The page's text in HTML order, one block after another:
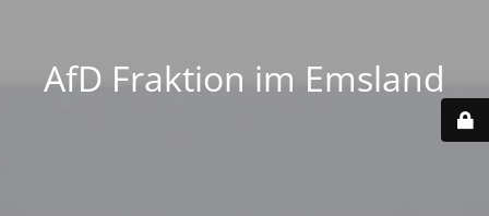
AfD Fraktion im Emsland